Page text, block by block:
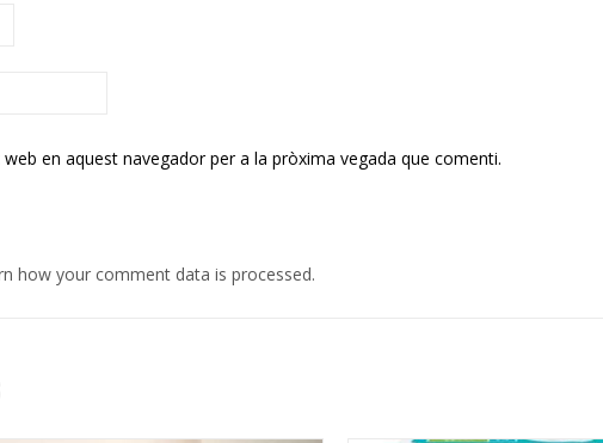
en aquest navegador per a la pròxima vegada que comenti.
how your comment data is processed.